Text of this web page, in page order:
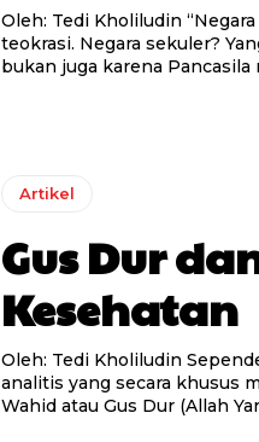
Oleh: Tedi Kholiludin “Negara agama? Bukan, karena kita menolak
teokrasi. Negara sekuler?
bukan juga karena Pancasila
Artikel
Gus Dur
Kesehatan
Oleh: Tedi Kholiludin Sependek yang saya ingat, belum ada kajian
analitis yang secara khusus
Wahid atau Gus Dur (Allah